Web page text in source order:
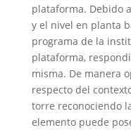
plataforma. Debido
y el nivel en planta
programa de la
plataforma,
misma. De manera
respecto del
torre reconociendo
elemento puede